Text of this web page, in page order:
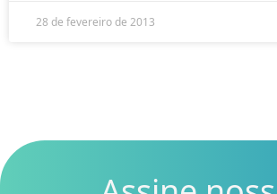
28 de fevereiro de 2013